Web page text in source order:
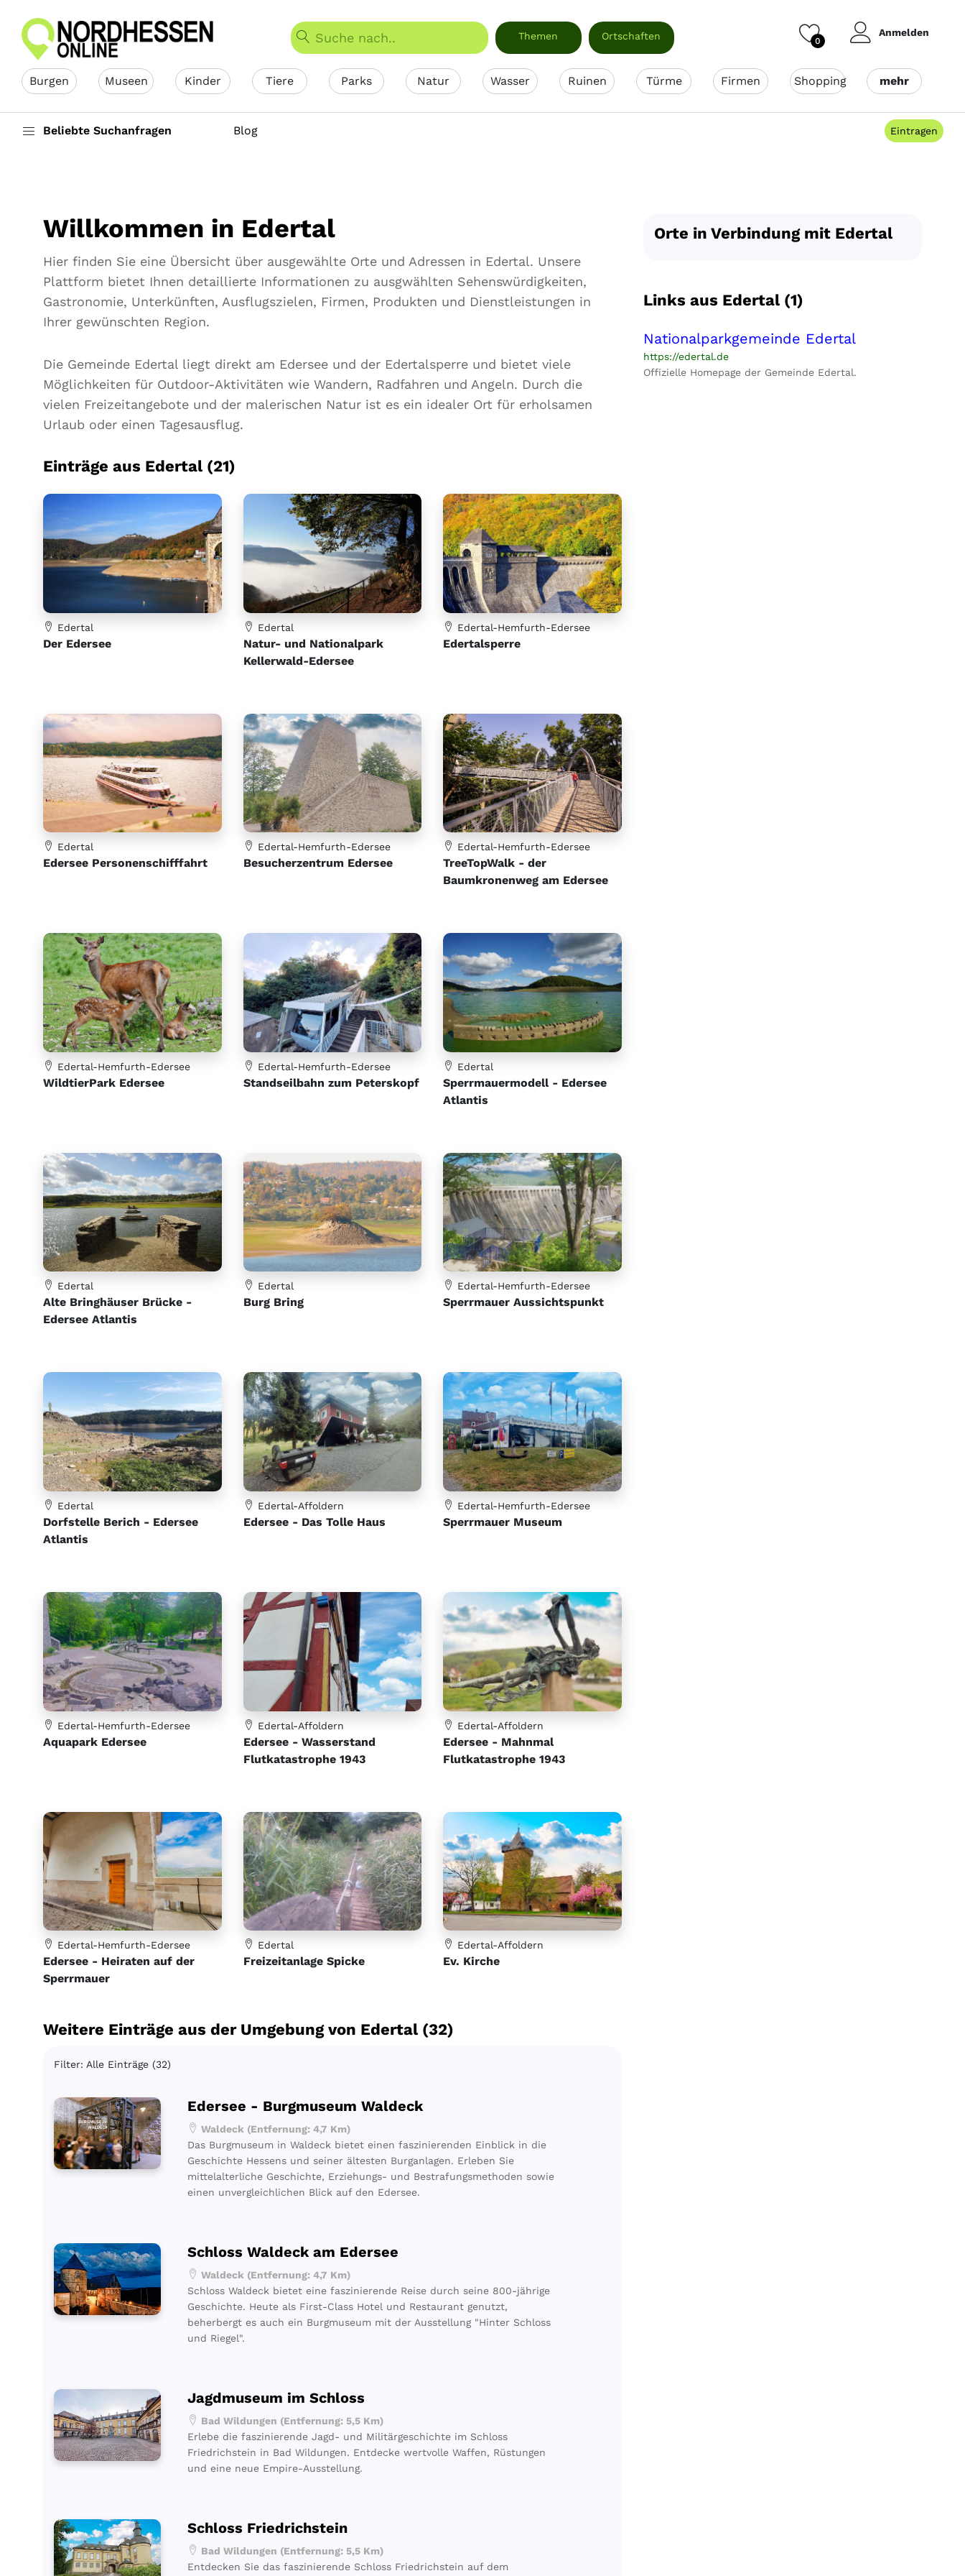
Themen Ortschaften 0
Anmelden
Burgen Museen Kinder Tiere Parks Natur Wasser Ruinen Türme Firmen Shopping mehr
Beliebte Suchanfragen Blog Eintragen
Willkommen in Edertal
Hier finden Sie eine Übersicht über ausgewählte Orte und Adressen in Edertal. Unsere
Plattform bietet Ihnen detaillierte Informationen zu ausgwählten Sehenswürdigkeiten,
Gastronomie, Unterkünften, Ausflugszielen, Firmen, Produkten und Dienstleistungen in
Ihrer gewünschten Region.
Die Gemeinde Edertal liegt direkt am Edersee und der Edertalsperre und bietet viele
Möglichkeiten für Outdoor-Aktivitäten wie Wandern, Radfahren und Angeln. Durch die
vielen Freizeitangebote und der malerischen Natur ist es ein idealer Ort für erholsamen
Urlaub oder einen Tagesausflug.
Einträge aus Edertal (21)
Edertal
Der Edersee
Edertal
Natur- und Nationalpark
Kellerwald-Edersee
Edertal-Hemfurth-Edersee
Edertalsperre
Edertal
Edersee Personenschifffahrt
Edertal-Hemfurth-Edersee
Besucherzentrum Edersee
Edertal-Hemfurth-Edersee
TreeTopWalk - der
Baumkronenweg am Edersee
Edertal-Hemfurth-Edersee
WildtierPark Edersee
Edertal-Hemfurth-Edersee
Standseilbahn zum Peterskopf
Edertal
Sperrmauermodell - Edersee
Atlantis
Edertal
Alte Bringhäuser Brücke -
Edersee Atlantis
Edertal
Burg Bring
Edertal-Hemfurth-Edersee
Sperrmauer Aussichtspunkt
Edertal
Dorfstelle Berich - Edersee
Atlantis
Edertal-Affoldern
Edersee - Das Tolle Haus
Edertal-Hemfurth-Edersee
Sperrmauer Museum
Edertal-Hemfurth-Edersee
Aquapark Edersee
Edertal-Affoldern
Edersee - Wasserstand
Flutkatastrophe 1943
Edertal-Affoldern
Edersee - Mahnmal
Flutkatastrophe 1943
Edertal-Hemfurth-Edersee
Edersee - Heiraten auf der
Sperrmauer
Edertal
Freizeitanlage Spicke
Edertal-Affoldern
Ev. Kirche
Weitere Einträge aus der Umgebung von Edertal (32)
Filter: Alle Einträge (32)
Edersee - Burgmuseum Waldeck
Waldeck (Entfernung: 4,7 Km)
Das Burgmuseum in Waldeck bietet einen faszinierenden Einblick in die
Geschichte Hessens und seiner ältesten Burganlagen. Erleben Sie
mittelalterliche Geschichte, Erziehungs- und Bestrafungsmethoden sowie
einen unvergleichlichen Blick auf den Edersee.
Schloss Waldeck am Edersee
Waldeck (Entfernung: 4,7 Km)
Schloss Waldeck bietet eine faszinierende Reise durch seine 800-jährige
Geschichte. Heute als First-Class Hotel und Restaurant genutzt,
beherbergt es auch ein Burgmuseum mit der Ausstellung "Hinter Schloss
und Riegel".
Jagdmuseum im Schloss
Bad Wildungen (Entfernung: 5,5 Km)
Erlebe die faszinierende Jagd- und Militärgeschichte im Schloss
Friedrichstein in Bad Wildungen. Entdecke wertvolle Waffen, Rüstungen
und eine neue Empire-Ausstellung.
Schloss Friedrichstein
Bad Wildungen (Entfernung: 5,5 Km)
Entdecken Sie das faszinierende Schloss Friedrichstein auf dem
Orte in Verbindung mit Edertal
Links aus Edertal (1)
Nationalparkgemeinde Edertal
https://edertal.de
Offizielle Homepage der Gemeinde Edertal.